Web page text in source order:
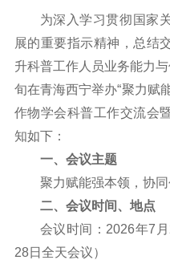
为深入学习贯彻国家
展的重要指示精神，总结
升科普工作人员业务能力
旬在青海西宁举办“聚力赋
作物学会科普工作交流会
知如下：
一、会议主题
聚力赋能强本领，协
二、会议时间、地点
会议时间：2026年7
28日全天会议）